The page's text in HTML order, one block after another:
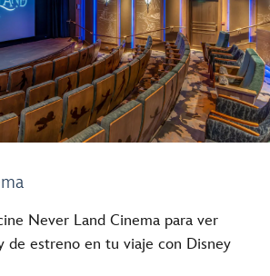
Never Land Cinema para ver
de estreno en tu viaje con Disney